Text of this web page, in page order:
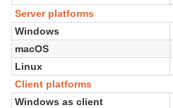
Server platforms
Windows
macOS
Linux
Client platforms
Windows as client